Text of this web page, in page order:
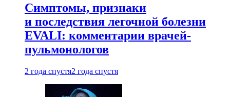
Симптомы, признаки
и последствия легочной болезни
EVALI: комментарии врачей-
пульмонологов
2 года спустя2 года спустя